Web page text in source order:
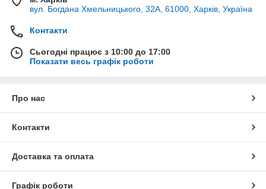
вул. Богдана Хмельницького, 32А, 61000, Харків, Україна
Контакти
Сьогодні працює з 10:00 до 17:00
Показати весь графік роботи
Про нас
Контакти
Доставка та оплата
Графік роботи